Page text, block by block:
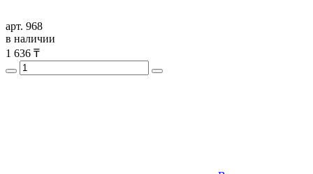
арт. 968
в наличии
1 636 ₸